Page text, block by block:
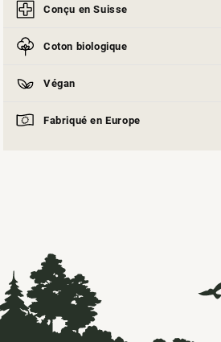
Conçu en Suisse
Coton biologique
Végan
Fabriqué en Europe